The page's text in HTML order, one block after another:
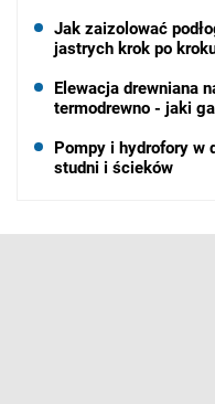
Jak zaizolować
jastrych krok po
Elewacja drewniana
termodrewno - jaki
Pompy i hydrofory w
studni i ścieków